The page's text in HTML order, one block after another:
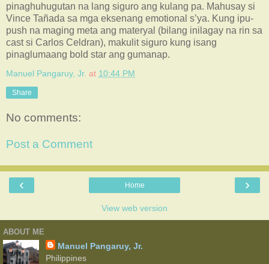
pinaghuhugutan na lang siguro ang kulang pa. Mahusay si
Vince Tañada sa mga eksenang emotional s’ya. Kung ipu-
push na maging meta ang materyal (bilang inilagay na rin sa
cast si Carlos Celdran), makulit siguro kung isang
pinaglumaang bold star ang gumanap.
Manuel Pangaruy, Jr. at 10:44 PM
Share
No comments:
Post a Comment
‹ ›
Home
View web version
ABOUT ME
Manuel Pangaruy, Jr.
Philippines